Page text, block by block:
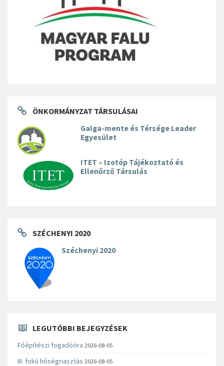
ÖNKORMÁNYZAT TÁRSULÁSAI
Galga-mente és Térsége Leader
Egyesület
ITET – Izotóp Tájékoztató és
Ellenőrző Társulás
SZÉCHENYI 2020
Széchenyi 2020
LEGUTÓBBI BEJEGYZÉSEK
Főépítészi fogadóóra 2026-08-05
III. fokú hőségriasztás 2026-08-05